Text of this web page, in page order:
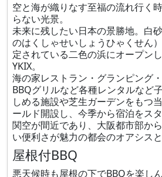
空と海が織りなす至福の流れ行く
らない光景。
未来に残したい日本の景勝地。白
のはくしゃせいしょうひゃくせん
定されている二色の浜にオープン
YKIX。
海の家レストラン・グランピング
BBQグリルなど各種レンタルなど
しめる施設や芝生ガーデンをもつ
ールド開設し、今季から宿泊をス
関空が間近であり、大阪都市部か
い便利さが魅力の都会のオアシス
屋根付BBQ
悪天候時も屋根の下でBBQを楽し